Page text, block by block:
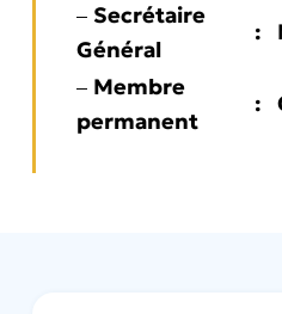
– Secrétaire
Général
:
– Membre
permanent
: